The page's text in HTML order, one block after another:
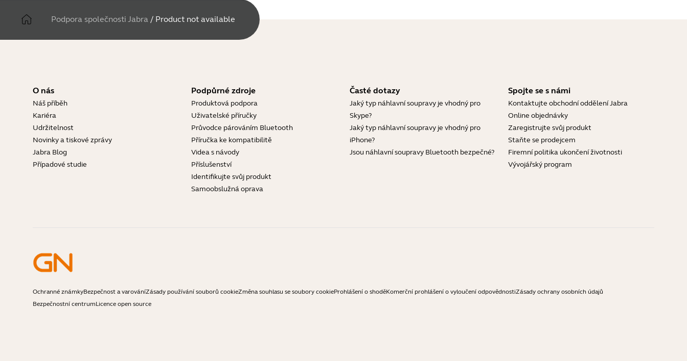
Podpora společnosti Jabra / Product not available
O nás
Náš příběh
Kariéra
Udržitelnost
Novinky a tiskové zprávy
Jabra Blog
Případové studie
Podpůrné zdroje
Produktová podpora
Uživatelské příručky
Průvodce párováním Bluetooth
Příručka ke kompatibilitě
Videa s návody
Příslušenství
Identifikujte svůj produkt
Samoobslužná oprava
Časté dotazy
Jaký typ náhlavní soupravy je vhodný pro
Skype?
Jaký typ náhlavní soupravy je vhodný pro
iPhone?
Jsou náhlavní soupravy Bluetooth bezpečné?
Spojte se s námi
Kontaktujte obchodní oddělení Jabra
Online objednávky
Zaregistrujte svůj produkt
Staňte se prodejcem
Firemní politika ukončení životnosti
Vývojářský program
Ochranné známkyBezpečnost a varováníZásady používání souborů cookieZměna souhlasu se soubory cookieProhlášení o shoděKomerční prohlášení o vyloučení odpovědnostiZásady ochrany osobních údajů
Bezpečnostní centrumLicence open source